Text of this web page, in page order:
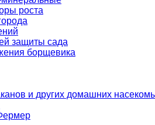
роста
защиты сада
борщевика
и других домашних